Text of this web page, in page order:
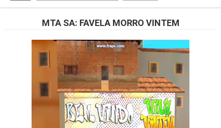
MTA SA: FAVELA MORRO VINTEM